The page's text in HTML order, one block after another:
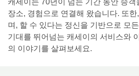
캐세이는 70년이 넘는 기간 동안 승
장소, 경험으로 연결해 왔습니다. 또한
며, 할 수 있다는 정신을 기반으로 모
기대를 뛰어넘는 캐세이의 서비스와
의 이야기를 살펴보세요.